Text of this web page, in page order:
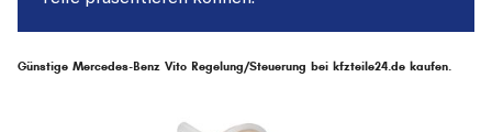
Günstige Mercedes-Benz Vito Regelung/Steuerung bei kfzteile24.de kaufen.